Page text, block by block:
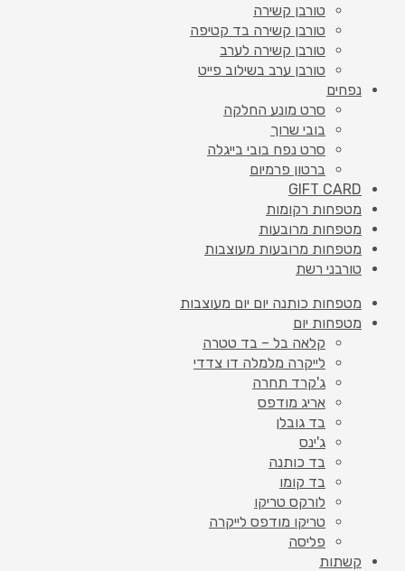
טורבן קשירה
טורבן קשירה בד קטיפה
טורבן קשירה לערב
טורבן ערב בשילוב פייט
נפחים
סרט מונע החלקה
בובי שרוך
סרט נפח בובי בייגלה
ברטון פרמיום
GIFT CARD
מטפחות רקומות
מטפחות מרובעות
מטפחות מרובעות מעוצבות
טורבני רשת
מטפחות כותנה יום יום מעוצבות
מטפחות יום
קלאה בל – בד טטרה
לייקרה מלמלה דו צדדי
ג'קרד תחרה
אריג מודפס
בד גובלן
ג'ינס
בד כותנה
בד קומו
לורקס טריקו
טריקו מודפס לייקרה
פליסה
קשתות